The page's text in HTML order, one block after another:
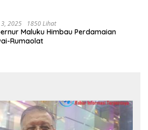
2025 1850 Lihat
Maluku Himbau Perdamaian
Rumaolat